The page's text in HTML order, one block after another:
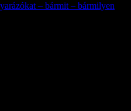
– bármit – bármilyen